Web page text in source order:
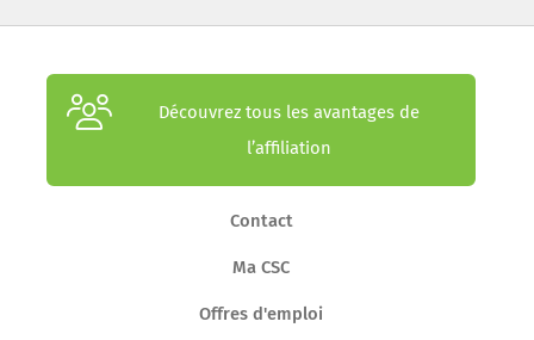
Découvrez tous les avantages de
l’affiliation
Contact
Ma CSC
Offres d'emploi